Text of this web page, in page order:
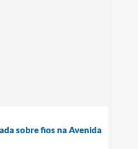
sobre fios na Avenida